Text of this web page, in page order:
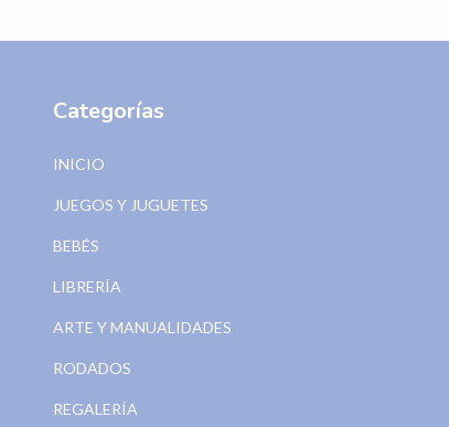
Categorías
INICIO
JUEGOS Y JUGUETES
BEBÉS
LIBRERÍA
ARTE Y MANUALIDADES
RODADOS
REGALERÍA